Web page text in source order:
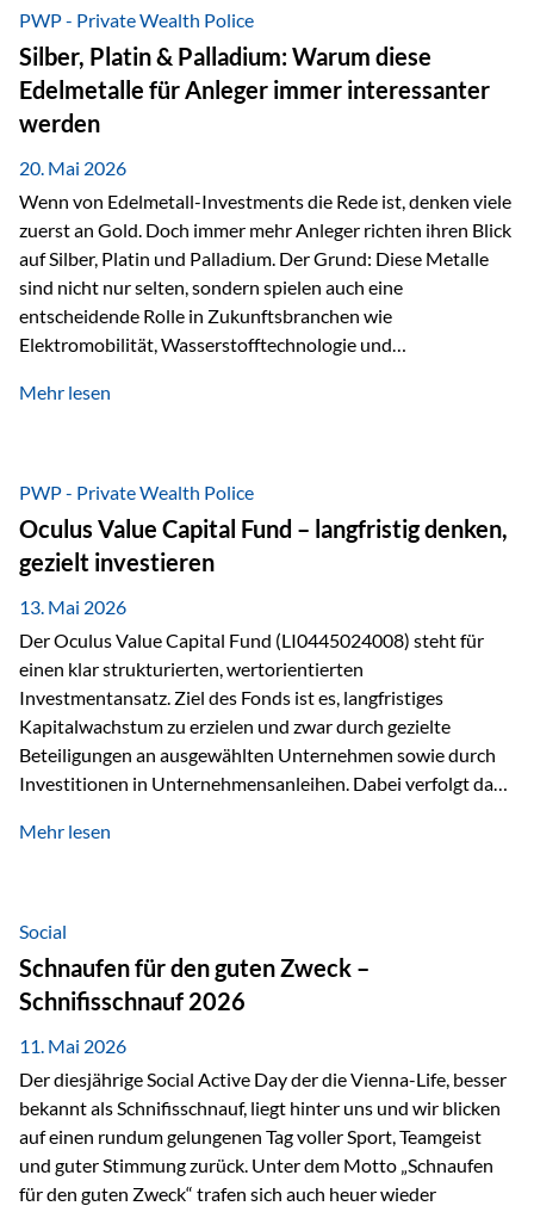
monetäre Rolle zurück Gold erlebt derzeit eine
bemerkenswerte Renaissance als monetärer Wertspeicher.
Treiber sind Rekordkäufe der Zentralbanken, geopolitische
Spannungen und ein schleichender Vertrauensverlust in
ungedeckte Papierwährungen. Wie groß dieser
Vertrauensverlust ausfällt, zeigt ein nüchterner
PWP - Private Wealth Police
Silber, Platin & Palladium: Warum diese
Edelmetalle für Anleger immer interessanter
werden
20. Mai 2026
Wenn von Edelmetall-Investments die Rede ist, denken viele
zuerst an Gold. Doch immer mehr Anleger richten ihren Blick
auf Silber, Platin und Palladium. Der Grund: Diese Metalle
sind nicht nur selten, sondern spielen auch eine
entscheidende Rolle in Zukunftsbranchen wie
Elektromobilität, Wasserstofftechnologie und
Faktoren für Investoren – begrenztes Angebot und
klassischer „Sicherheitsanker“ gilt, bieten Silber, Platin und
Palladium zusätzlich die Chance, von technologischen
Entwicklungen zu profitieren. Die Nachfrage entsteht nicht
nur durch Anleger, sondern vor allem durch die Industrie.
Gerade in…
Mehr lesen
PWP - Private Wealth Police
Oculus Value Capital Fund – langfristig denken,
gezielt investieren
13. Mai 2026
Der Oculus Value Capital Fund (LI0445024008) steht für
einen klar strukturierten, wertorientierten
Investmentansatz. Ziel des Fonds ist es, langfristiges
Kapitalwachstum zu erzielen und zwar durch gezielte
Beteiligungen an ausgewählten Unternehmen sowie durch
Investitionen in Unternehmensanleihen. Dabei verfolgt das
Marktbewegungen stehen im Fokus, sondern die
innerhalb der Private Wealth Police der Vienna-Life steht
der Oculus Value Capital Fund für einen langfristig
orientierten Value-Investing-Ansatz mit Fokus auf
fundamentale Unternehmensanalyse und nachhaltige
Wertentwicklung. Der Investmentansatz: Value Investing
mit Weitblick Im Zentrum steht ein…
Mehr lesen
Social
Schnaufen für den guten Zweck –
Schnifisschnauf 2026
11. Mai 2026
Der diesjährige Social Active Day der die Vienna-Life, besser
bekannt als Schnifisschnauf, liegt hinter uns und wir blicken
auf einen rundum gelungenen Tag voller Sport, Teamgeist
und guter Stimmung zurück. Unter dem Motto „Schnaufen
für den guten Zweck“ trafen sich auch heuer wieder